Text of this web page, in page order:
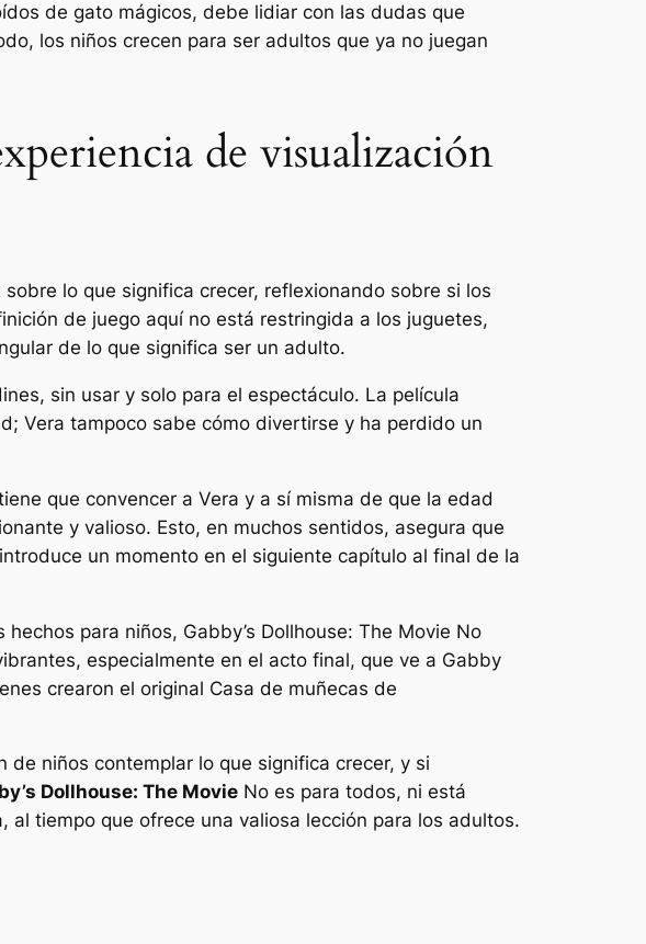
de gato mágicos, debe lidiar con las dudas que
los niños crecen para ser adultos que ya no juegan
de visualización
lo que significa crecer, reflexionando sobre si los
de juego aquí no está restringida a los juguetes,
de lo que significa ser un adulto.
sin usar y solo para el espectáculo. La película
Vera tampoco sabe cómo divertirse y ha perdido un
que convencer a Vera y a sí misma de que la edad
y valioso. Esto, en muchos sentidos, asegura que
un momento en el siguiente capítulo al final de la
hechos para niños, Gabby’s Dollhouse: The Movie No
especialmente en el acto final, que ve a Gabby
crearon el original Casa de muñecas de
niños contemplar lo que significa crecer, y si
Dollhouse: The Movie No es para todos, ni está
tiempo que ofrece una valiosa lección para los adultos.